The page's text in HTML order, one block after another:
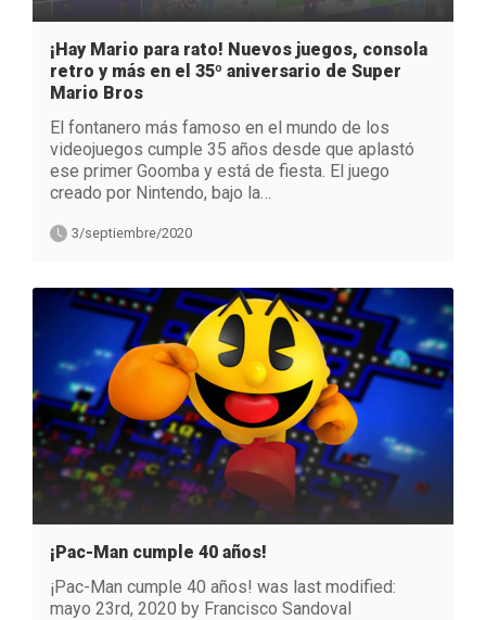
¡Hay Mario para rato! Nuevos juegos, consola
retro y más en el 35º aniversario de Super
Mario Bros
El fontanero más famoso en el mundo de los
videojuegos cumple 35 años desde que aplastó
ese primer Goomba y está de fiesta. El juego
creado por Nintendo, bajo la…
3/septiembre/2020
¡Pac-Man cumple 40 años!
¡Pac-Man cumple 40 años! was last modified:
mayo 23rd, 2020 by Francisco Sandoval